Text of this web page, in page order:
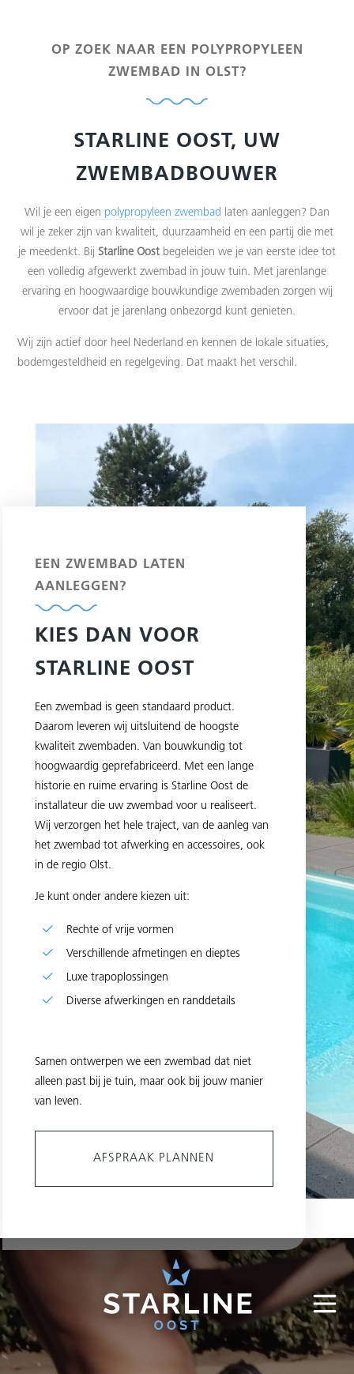
OP ZOEK NAAR EEN POLYPROPYLEEN
ZWEMBAD IN OLST?
STARLINE OOST, UW
ZWEMBADBOUWER
Wil je een eigen polypropyleen zwembad laten aanleggen? Dan
wil je zeker zijn van kwaliteit, duurzaamheid en een partij die met
je meedenkt. Bij Starline Oost begeleiden we je van eerste idee tot
een volledig afgewerkt zwembad in jouw tuin. Met jarenlange
ervaring en hoogwaardige bouwkundige zwembaden zorgen wij
ervoor dat je jarenlang onbezorgd kunt genieten.
Wij zijn actief door heel Nederland en kennen de lokale situaties,
bodemgesteldheid en regelgeving. Dat maakt het verschil.
EEN ZWEMBAD LATEN
AANLEGGEN?
KIES DAN VOOR
STARLINE OOST
Een zwembad is geen standaard product.
Daarom leveren wij uitsluitend de hoogste
kwaliteit zwembaden. Van bouwkundig tot
hoogwaardig geprefabriceerd. Met een lange
historie en ruime ervaring is Starline Oost de
installateur die uw zwembad voor u realiseert.
Wij verzorgen het hele traject, van de aanleg van
het zwembad tot afwerking en accessoires, ook
in de regio Olst.
Je kunt onder andere kiezen uit:
Rechte of vrije vormen
Verschillende afmetingen en dieptes
Luxe trapoplossingen
Diverse afwerkingen en randdetails
Samen ontwerpen we een zwembad dat niet
alleen past bij je tuin, maar ook bij jouw manier
van leven.
AFSPRAAK PLANNEN